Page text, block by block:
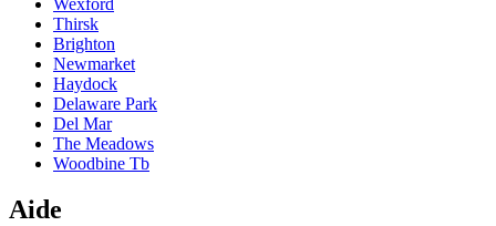
Thirsk
Brighton
Newmarket
Haydock
Delaware Park
Del Mar
The Meadows
Woodbine Tb
Aide